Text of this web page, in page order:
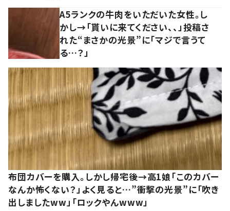
A5ランクの牛肉をいただいた女性。し
かし→「貰いに来てください、、」投稿さ
れた“まさかの光景”に「マジで言うて
る…？」
布団カバーを購入。しかし帰宅後→高1娘「このカバー
なんか怖くない？」よく見ると…”衝撃の光景”に「吹き
出しましたww」「ロックやんwww」